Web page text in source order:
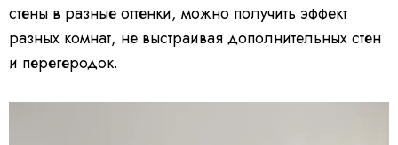
стены в разные оттенки, можно получить эффект
разных комнат, не выстраивая дополнительных стен
и перегеродок.